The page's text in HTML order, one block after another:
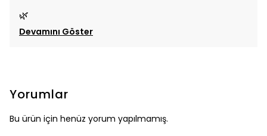
🌿
Devamını Göster
Yorumlar
Bu ürün için henüz yorum yapılmamış.